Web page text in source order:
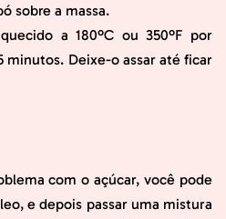
sobre a massa.
a 180ºC ou 350ºF por
minutos. Deixe-o assar até ficar
com o açúcar, você pode
e depois passar uma mistura